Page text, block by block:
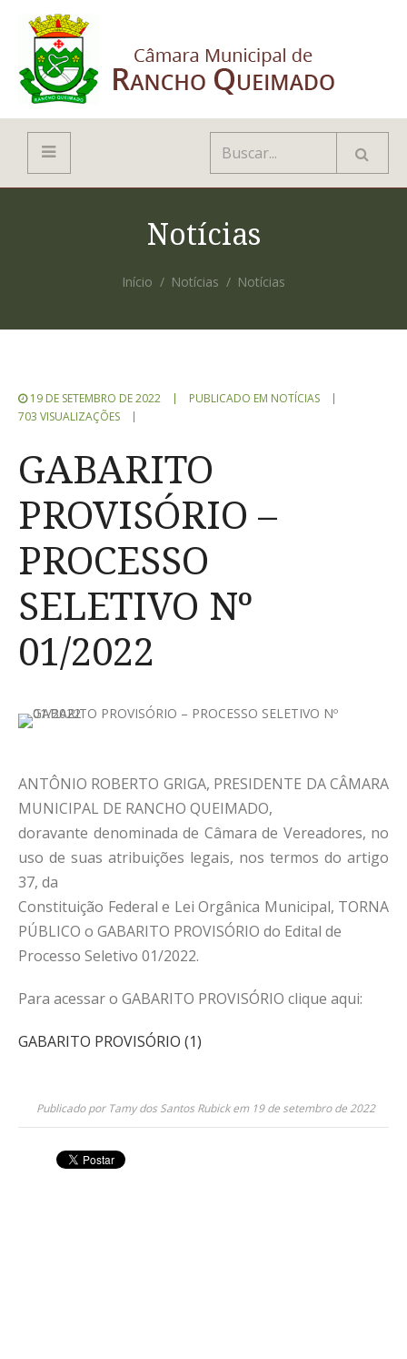
Notícias
Início Notícias Notícias
19 DE SETEMBRO DE 2022 PUBLICADO EM NOTÍCIAS
703 VISUALIZAÇÕES
GABARITO
PROVISÓRIO –
PROCESSO
SELETIVO Nº
01/2022
ANTÔNIO ROBERTO GRIGA, PRESIDENTE DA CÂMARA
MUNICIPAL DE RANCHO QUEIMADO,
doravante denominada de Câmara de Vereadores, no
uso de suas atribuições legais, nos termos do artigo
37, da
Constituição Federal e Lei Orgânica Municipal, TORNA
PÚBLICO o GABARITO PROVISÓRIO do Edital de
Processo Seletivo 01/2022.
Para acessar o GABARITO PROVISÓRIO clique aqui:
GABARITO PROVISÓRIO (1)
Publicado por Tamy dos Santos Rubick em 19 de setembro de 2022